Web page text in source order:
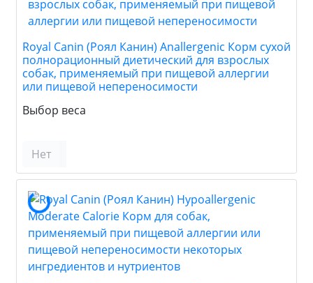
Royal Canin (Роял Канин) Anallergenic Корм сухой
полнорационный диетический для взрослых
собак, применяемый при пищевой аллергии
или пищевой непереносимости
Выбор веса
Нет